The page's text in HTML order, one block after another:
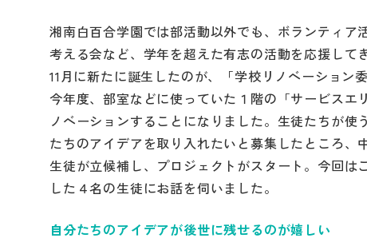
湘南白百合学園では部活動以外でも、ボランティア
考える会など、学年を超えた有志の活動を応援して
11月に新たに誕生したのが、「学校リノベーション
今年度、部室などに使っていた１階の「サービスエ
ノベーションすることになりました。生徒たちが使
たちのアイデアを取り入れたいと募集したところ、
生徒が立候補し、プロジェクトがスタート。今回は
した４名の生徒にお話を伺いました。
自分たちのアイデアが後世に残せるのが嬉しい